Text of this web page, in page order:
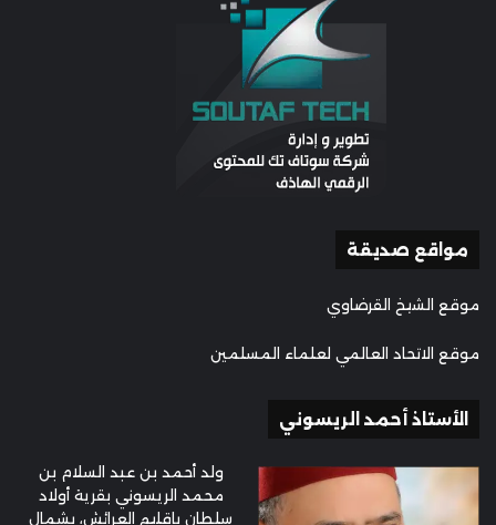
مواقع صديقة
موقع الشيخ القرضاوي
موقع الاتحاد العالمي لعلماء المسلمين
الأستاذ أحمد الريسوني
ولد أحمد بن عبد السلام بن
محمد الريسوني بقرية أولاد
سلطان بإقليم العرائش، بشمال